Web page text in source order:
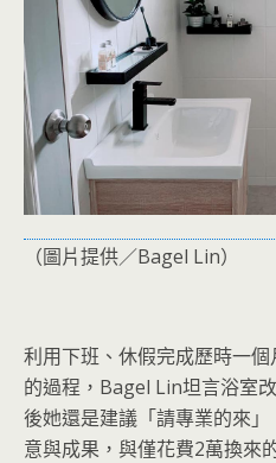
（圖片提供／Bagel Lin）
利用下班、休假完成歷時一
的過程，Bagel Lin坦言浴室
後她還是建議「請專業的來
意與成果，與僅花費2萬換來